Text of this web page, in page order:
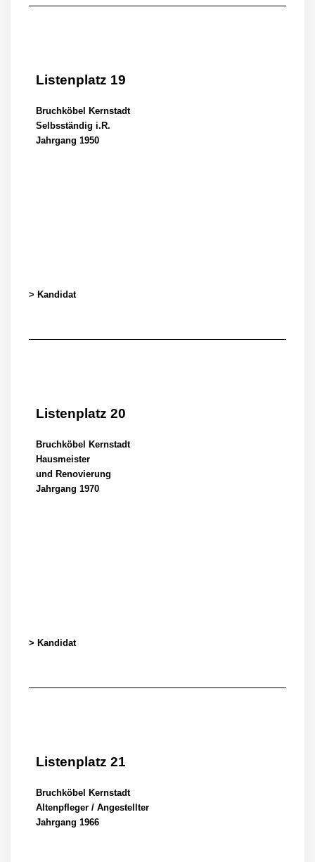
Listenplatz 19
Bruchköbel Kernstadt
Selbsständig i.R.
Jahrgang 1950
> Kandidat
Listenplatz 20
Bruchköbel Kernstadt
Hausmeister
und Renovierung
Jahrgang 1970
> Kandidat
Listenplatz 21
Bruchköbel Kernstadt
Altenpfleger / Angestellter
Jahrgang 1966